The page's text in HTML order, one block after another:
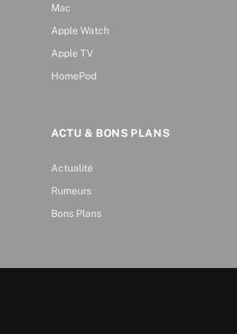
Mac
Apple Watch
Apple TV
HomePod
ACTU & BONS PLANS
Actualité
Rumeurs
Bons Plans